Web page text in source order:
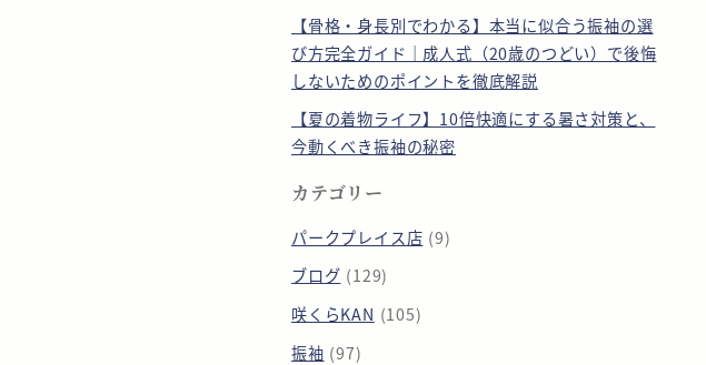
【骨格・身長別でわかる】本当に似合う振袖の選
び方完全ガイド｜成人式（20歳のつどい）で後悔
しないためのポイントを徹底解説
【夏の着物ライフ】10倍快適にする暑さ対策と、
今動くべき振袖の秘密
カテゴリー
パークプレイス店 (9)
ブログ (129)
咲くらKAN (105)
振袖 (97)